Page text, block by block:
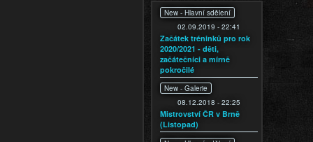
New - Hlavní sdělení
02.09.2019 - 22:41
Začátek tréninků pro rok
2020/2021 - děti,
začátečníci a mírně
pokročilé
New - Galerie
08.12.2018 - 22:25
Mistrovství ČR v Brně
(Listopad)